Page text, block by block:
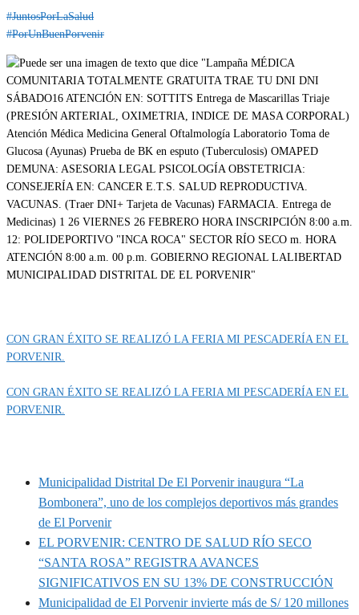
#JuntosPorLaSalud
#PorUnBuenPorvenir
CON GRAN ÉXITO SE REALIZÓ LA FERIA MI PESCADERÍA EN EL
PORVENIR.
CON GRAN ÉXITO SE REALIZÓ LA FERIA MI PESCADERÍA EN EL
PORVENIR.
Municipalidad Distrital De El Porvenir inaugura “La
Bombonera”, uno de los complejos deportivos más grandes
de El Porvenir
EL PORVENIR: CENTRO DE SALUD RÍO SECO
“SANTA ROSA” REGISTRA AVANCES
SIGNIFICATIVOS EN SU 13% DE CONSTRUCCIÓN
Municipalidad de El Porvenir invierte más de S/ 120 millones